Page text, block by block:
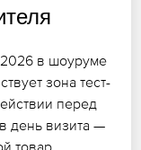
в шоуруме
зона тест-
перед
день визита —